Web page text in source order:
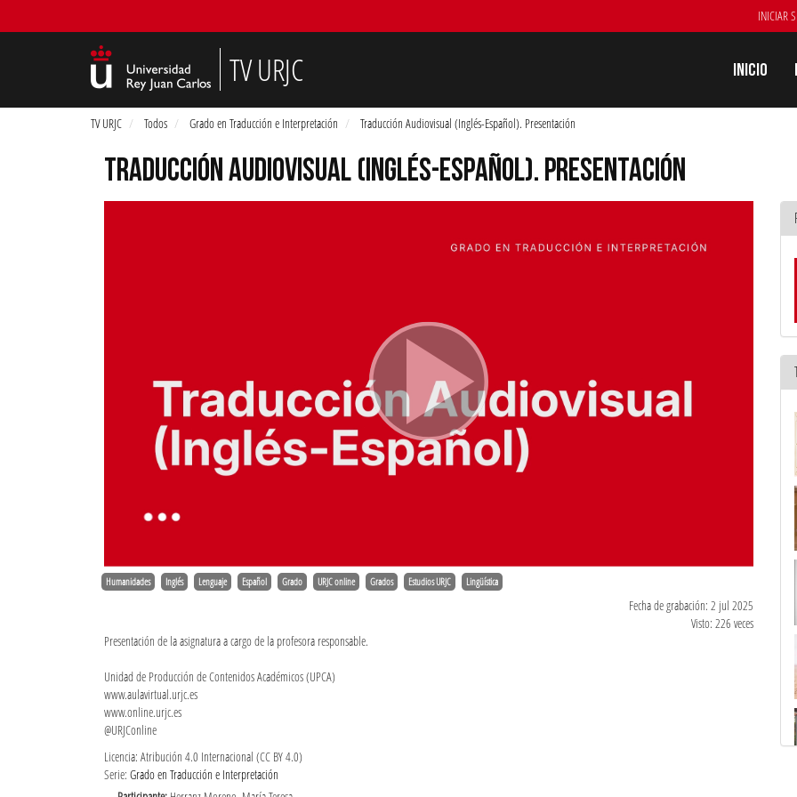
INICIAR
TV URJC Inicio
TV URJC Todos Grado en Traducción e Interpretación Traducción Audiovisual (Inglés-Español). Presentación
TRADUCCIÓN AUDIOVISUAL (INGLÉS-ESPAÑOL). PRESENTACIÓN
Humanidades Inglés Lenguaje Español Grado URJC online Grados Estudios URJC Lingüística
Fecha de grabación: 2 jul 2025
Visto: 226 veces
Presentación de la asignatura a cargo de la profesora responsable.
Unidad de Producción de Contenidos Académicos (UPCA)
www.aulavirtual.urjc.es
www.online.urjc.es
@URJConline
Licencia: Atribución 4.0 Internacional (CC BY 4.0)
Serie: Grado en Traducción e Interpretación